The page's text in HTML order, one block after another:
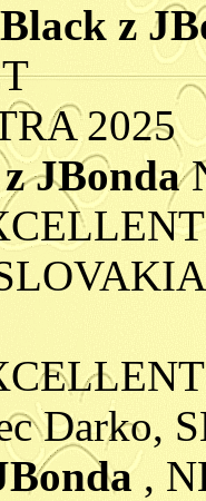
z
2025
JBonda
Darko,
,